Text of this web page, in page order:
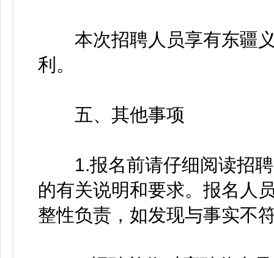
本次招聘人员享有东疆义
利。
五、其他事项
1.报名前请仔细阅读招聘
的有关说明和要求。报名人
整性负责，如发现与事实不